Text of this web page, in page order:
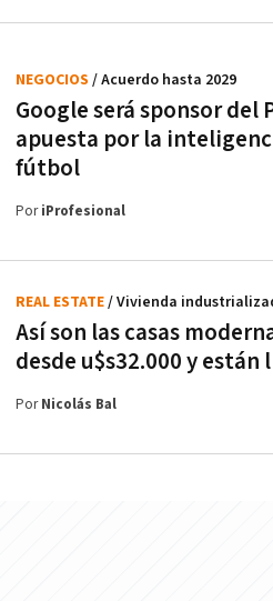
Google será sponsor del
apuesta por la
fútbol
NEGOCIOS / Acuerdo hasta 2029
PoriProfesional
Así son las casas
desde u$s32.000 y están
REAL ESTATE/ Vivienda
PorNicolás Bal